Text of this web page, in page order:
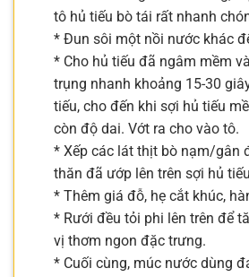
tô hủ tiếu bò tái rất nhanh
* Đun sôi một nồi nước khác
* Cho hủ tiếu đã ngâm mềm
trụng nhanh khoảng 15-30
tiếu, cho đến khi sợi hủ tiếu
còn độ dai. Vớt ra cho vào tô.
* Xếp các lát thịt bò nạm/gân
thăn đã ướp lên trên sợi hủ
* Thêm giá đỗ, hẹ cắt khúc,
* Rưới đều tỏi phi lên trên để
vị thơm ngon đặc trưng.
* Cuối cùng, múc nước dùng